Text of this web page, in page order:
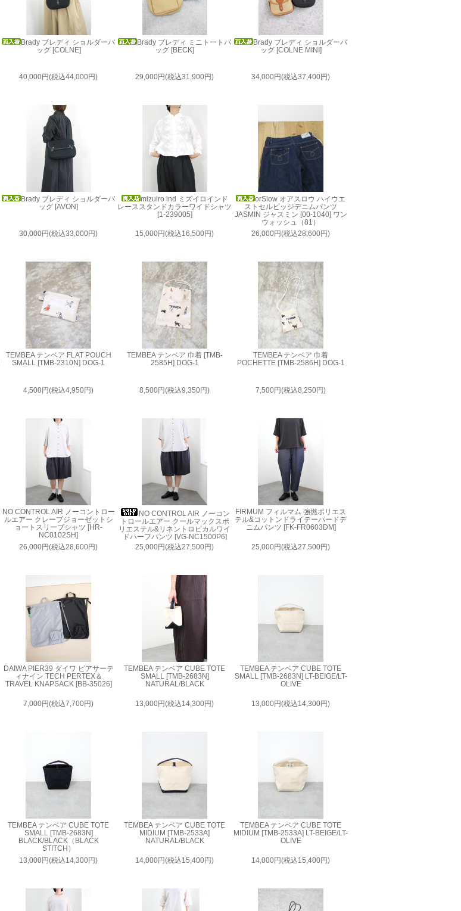
Brady ブレディ ショルダーバ
ッグ [COLNE]
40,000円(税込44,000円)
Brady ブレディ ミニトートバ
ッグ [BECK]
29,000円(税込31,900円)
Brady ブレディ ショルダーバ
ッグ [COLNE MINI]
34,000円(税込37,400円)
Brady ブレディ ショルダーバ
ッグ [AVON]
30,000円(税込33,000円)
mizuiro ind ミズイロインド
レーススタンドカラーワイドシャツ
[1-239005]
15,000円(税込16,500円)
orSlow オアスロウ ハイウエ
ストセルビッジデニムパンツ
JASMIN ジャスミン [00-1040] ワン
ウォッシュ（81）
26,000円(税込28,600円)
TEMBEA テンベア FLAT POUCH
SMALL [TMB-2310N] DOG-1
4,500円(税込4,950円)
TEMBEA テンベア 巾着 [TMB-
2585H] DOG-1
8,500円(税込9,350円)
TEMBEA テンベア 巾着
POCHETTE [TMB-2586H] DOG-1
7,500円(税込8,250円)
NO CONTROL AIR ノーコントロー
ルエアー クレープジョーゼットシ
ョートスリーブシャツ [HR-
NC0102SH]
26,000円(税込28,600円)
NO CONTROL AIR ノーコン
トロールエアー クールマックスポ
リエステル&リネントロピカルワイ
ドハーフパンツ [VG-NC1500P6]
25,000円(税込27,500円)
FIRMUM フィルマム 強撚ポリエス
テル&コットンドライテーパードデ
ニムパンツ [FK-FR0603DM]
25,000円(税込27,500円)
DAIWA PIER39 ダイワ ピアサーテ
ィナイン TECH PERTEX＆
TRAVEL KNAPSACK [BB-35026]
7,000円(税込7,700円)
TEMBEA テンベア CUBE TOTE
SMALL [TMB-2683N]
NATURAL/BLACK
13,000円(税込14,300円)
TEMBEA テンベア CUBE TOTE
SMALL [TMB-2683N] LT-BEIGE/LT-
OLIVE
13,000円(税込14,300円)
TEMBEA テンベア CUBE TOTE
SMALL [TMB-2683N]
BLACK/BLACK（BLACK
STITCH）
13,000円(税込14,300円)
TEMBEA テンベア CUBE TOTE
MIDIUM [TMB-2533A]
NATURAL/BLACK
14,000円(税込15,400円)
TEMBEA テンベア CUBE TOTE
MIDIUM [TMB-2533A] LT-BEIGE/LT-
OLIVE
14,000円(税込15,400円)